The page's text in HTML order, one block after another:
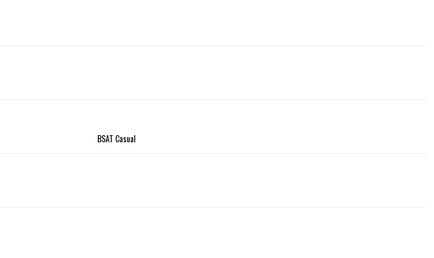
BSAT Casual